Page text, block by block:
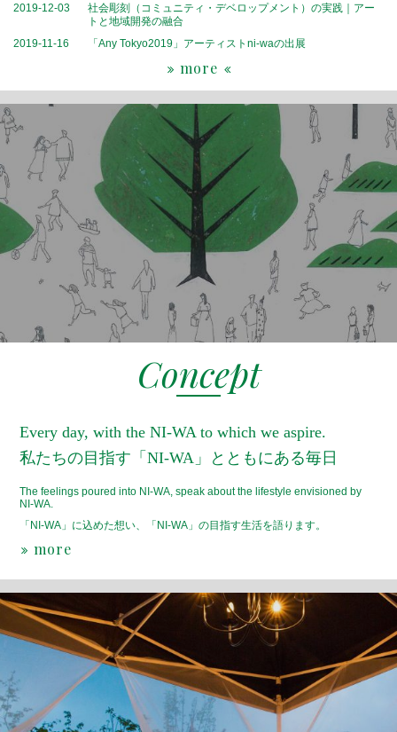
2019-12-03
社会彫刻（コミュニティ・デベロップメント）の実践｜アー
トと地域開発の融合
2019-11-16
「Any Tokyo2019」アーティストni-waの出展
more
Concept
Every day, with the NI-WA to which we aspire.
私たちの目指す「NI-WA」とともにある毎日
The feelings poured into NI-WA, speak about the lifestyle envisioned by
NI-WA.
「NI-WA」に込めた想い、「NI-WA」の目指す生活を語ります。
more